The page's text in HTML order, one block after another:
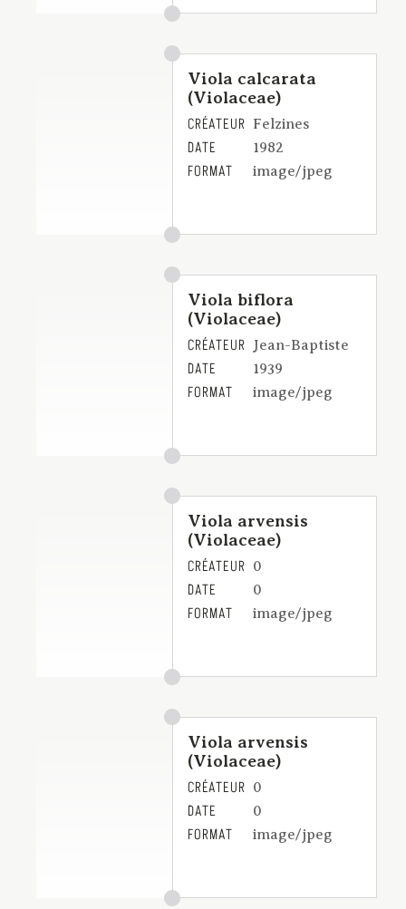
Viola calcarata
(Violaceae)
CRÉATEUR Felzines
DATE 1982
FORMAT image/jpeg
Viola biflora
(Violaceae)
CRÉATEUR Jean-Baptiste
DATE 1939
FORMAT image/jpeg
Viola arvensis
(Violaceae)
CRÉATEUR 0
DATE 0
FORMAT image/jpeg
Viola arvensis
(Violaceae)
CRÉATEUR 0
DATE 0
FORMAT image/jpeg